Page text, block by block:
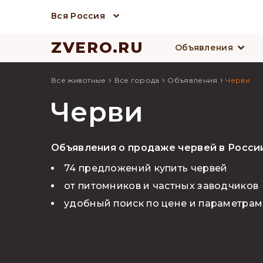
Вся Россия
ZVERO.RU Объявления
Все животные › Все города › Объявления ›Черви
Черви
Объявления о продаже червей в
74 предложений купить червей
от питомников и частных заводчиков
удобный поиск по цене и параметрам